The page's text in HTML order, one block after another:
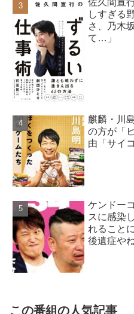
しすぎる
さ、乃木
て…」
麒麟・川
の方が「
由「サイ
ケンドー
スに感染
れること
後遺症や
この番組の人気記事